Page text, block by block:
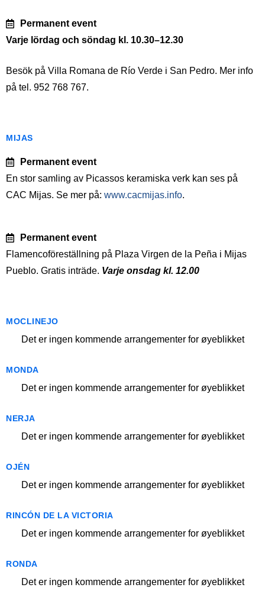
Permanent event
Varje lördag och söndag kl. 10.30–12.30
Besök på Villa Romana de Río Verde i San Pedro. Mer info
på tel. 952 768 767.
MIJAS
Permanent event
En stor samling av Picassos keramiska verk kan ses på
CAC Mijas. Se mer på: www.cacmijas.info.
Permanent event
Flamencoföreställning på Plaza Virgen de la Peña i Mijas
Pueblo. Gratis inträde. Varje onsdag kl. 12.00
MOCLINEJO
Det er ingen kommende arrangementer for øyeblikket
MONDA
Det er ingen kommende arrangementer for øyeblikket
NERJA
Det er ingen kommende arrangementer for øyeblikket
OJÉN
Det er ingen kommende arrangementer for øyeblikket
RINCÓN DE LA VICTORIA
Det er ingen kommende arrangementer for øyeblikket
RONDA
Det er ingen kommende arrangementer for øyeblikket